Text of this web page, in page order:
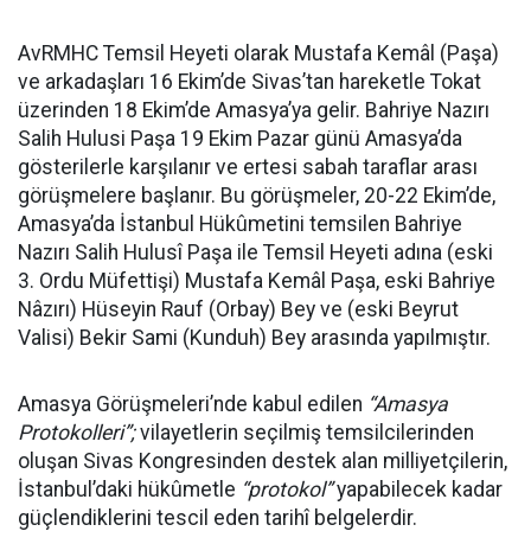
AvRMHC Temsil Heyeti olarak Mustafa Kemâl (Paşa)
ve arkadaşları 16 Ekim’de Sivas’tan hareketle Tokat
üzerinden 18 Ekim’de Amasya’ya gelir. Bahriye Nazırı
Salih Hulusi Paşa 19 Ekim Pazar günü Amasya’da
gösterilerle karşılanır ve ertesi sabah taraflar arası
görüşmelere başlanır. Bu görüşmeler, 20-22 Ekim’de,
Amasya’da İstanbul Hükûmetini temsilen Bahriye
Nazırı Salih Hulusî Paşa ile Temsil Heyeti adına (eski
3. Ordu Müfettişi) Mustafa Kemâl Paşa, eski Bahriye
Nâzırı) Hüseyin Rauf (Orbay) Bey ve (eski Beyrut
Valisi) Bekir Sami (Kunduh) Bey arasında yapılmıştır.
Amasya Görüşmeleri’nde kabul edilen “Amasya
Protokolleri”;vilayetlerin seçilmiş temsilcilerinden
oluşan Sivas Kongresinden destek alan milliyetçilerin,
İstanbul’daki hükûmetle “protokol”yapabilecek kadar
güçlendiklerini tescil eden tarihî belgelerdir.